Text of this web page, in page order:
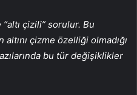
çizili” sorulur. Bu
çizme özelliği olmadığı
bu tür değişiklikler